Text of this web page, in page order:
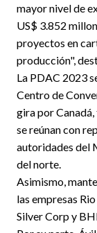
mayor nivel de
US$ 3.852
proyectos en
producción",
La PDAC 2023
Centro de
gira por
se reúnan con
autoridades del
del norte.
Asimismo,
las empresas
Silver Corp y